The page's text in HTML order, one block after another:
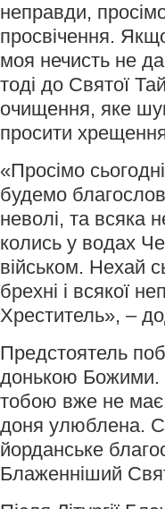
неправди,
просвічення.
моя нечисть не
тоді до Святої
очищення, яке
просити
«Просімо
будемо
неволі, та всяка
колись у водах
військом. Нехай
брехні і всякої
Хреститель», –
Предстоятель
донькою Божими.
тобою вже не має
доня улюблена.
йорданське
Блаженніший